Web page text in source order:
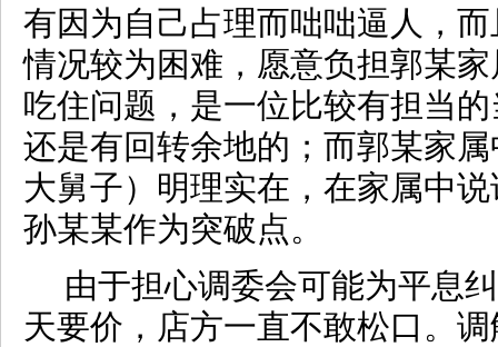
有因为自己占理而咄咄逼人，
情况较为困难，愿意负担郭某
吃住问题，是一位比较有担当
还是有回转余地的；而郭某家
大舅子）明理实在，在家属中
孙某某作为突破点。
由于担心调委会可能为平息
天要价，店方一直不敢松口。